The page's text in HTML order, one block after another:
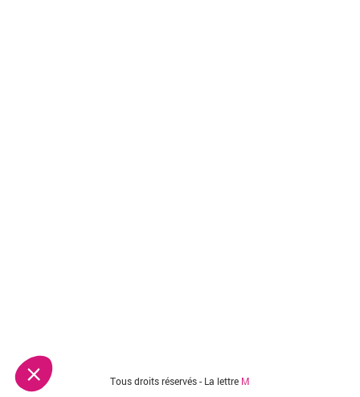
Tous droits réservés - La lettre M